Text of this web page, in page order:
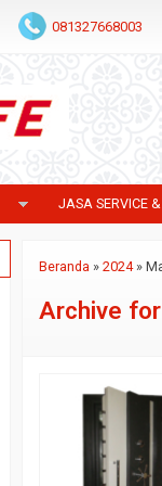
081327668003
JASA SERVICE
Beranda »2024»
Archive